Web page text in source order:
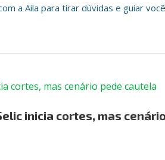
a Aila para tirar dúvidas e guiar
inicia cortes, mas